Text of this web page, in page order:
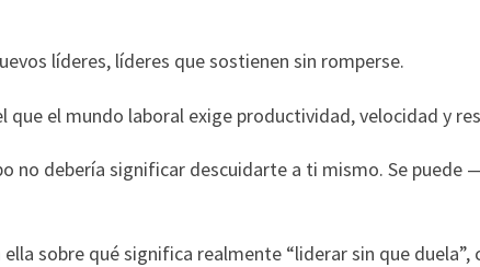
líderes, líderes que sostienen sin romperse.
que el mundo laboral exige productividad, velocidad y
no debería significar descuidarte a ti mismo. Se
sobre qué significa realmente “liderar sin que